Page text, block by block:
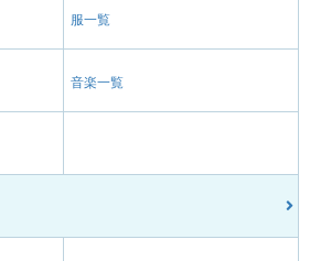
服一覧
音楽一覧